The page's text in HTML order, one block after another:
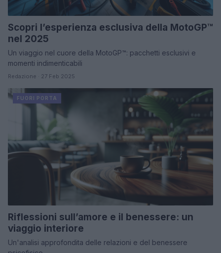
Scopri l’esperienza esclusiva della MotoGP™
nel 2025
Un viaggio nel cuore della MotoGP™: pacchetti esclusivi e
momenti indimenticabili
Redazione · 27 Feb 2025
FUORI PORTA
Riflessioni sull’amore e il benessere: un
viaggio interiore
Un'analisi approfondita delle relazioni e del benessere